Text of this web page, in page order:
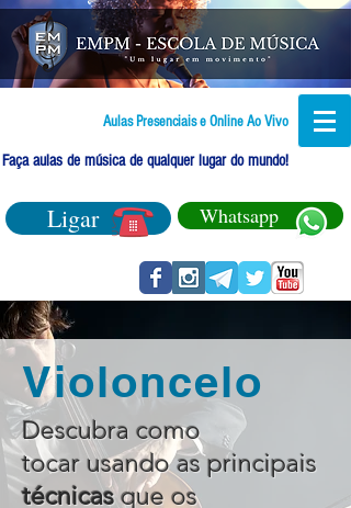
Aulas Presenciais e Online Ao Vivo
Faça aulas de música de qualquer lugar do mundo!
Ligar Whatsapp
Violoncelo
Descubra como
tocar usando as principais
técnicasque os